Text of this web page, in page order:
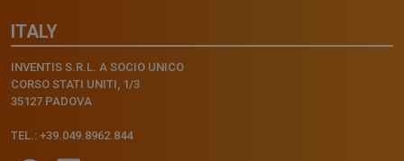
ITALY
INVENTIS S.R.L. A SOCIO UNICO
CORSO STATI UNITI, 1/3
35127 PADOVA
TEL.: +39.049.8962.844